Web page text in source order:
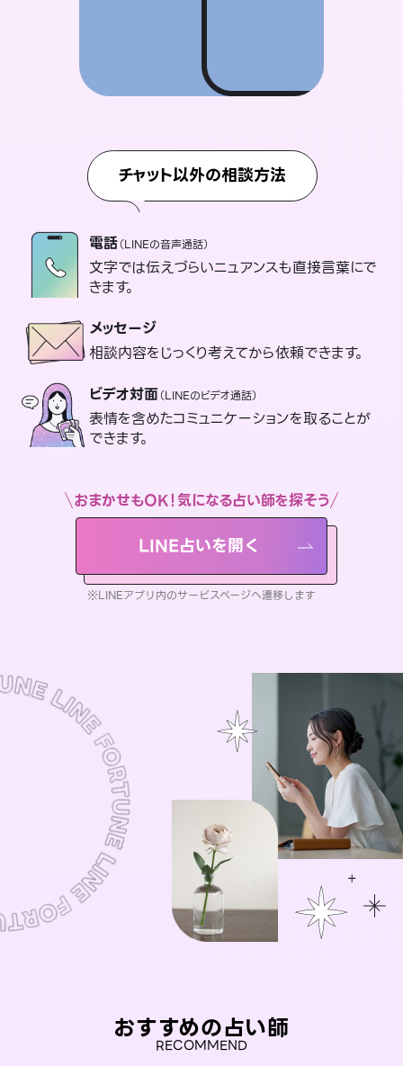
チャット以外の相談方法
電話（LINEの音声通話）
文字では伝えづらいニュアンスも直接言葉にで
きます。
メッセージ
相談内容をじっくり考えてから依頼できます。
ビデオ対面（LINEのビデオ通話）
表情を含めたコミュニケーションを取ることが
できます。
おまかせもOK！気になる占い師を探そう
LINE占いを開く
※LINEアプリ内のサービスページへ遷移します
おすすめの占い師
RECOMMEND